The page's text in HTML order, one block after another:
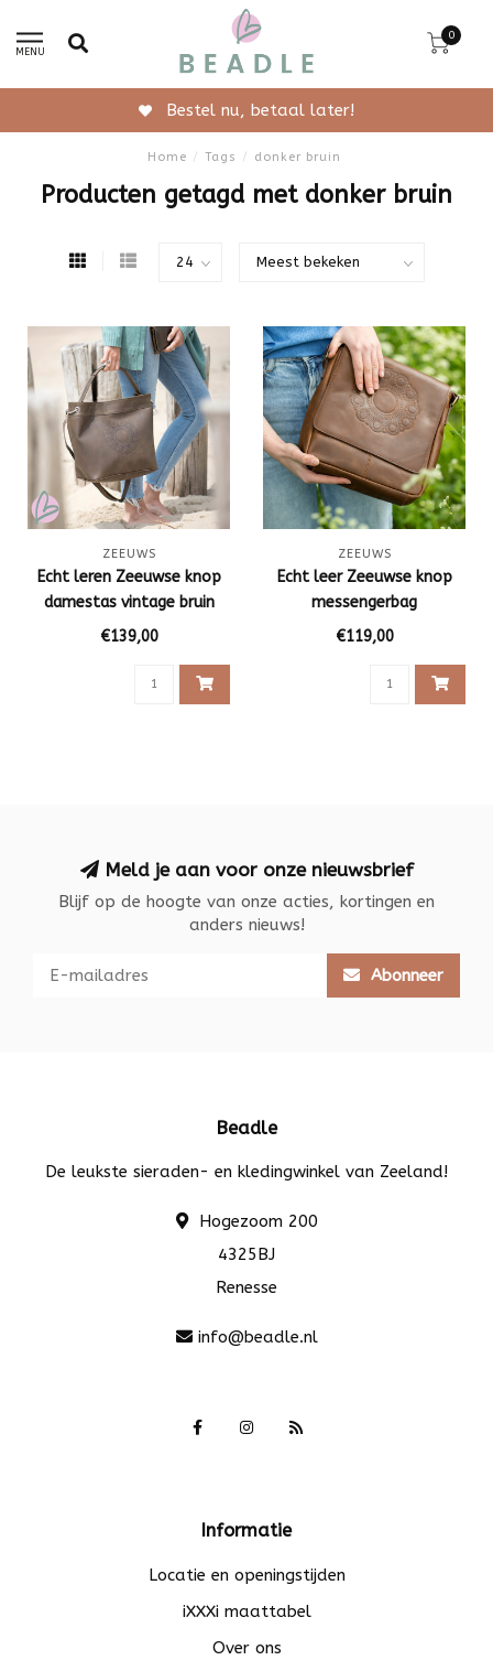
MENU
0
Bestel nu, betaal later!
Home / Tags / donker bruin
Producten getagd met donker bruin
ZEEUWS
Echt leren Zeeuwse knop
damestas vintage bruin
€139,00
ZEEUWS
Echt leer Zeeuwse knop
messengerbag
€119,00
Meld je aan voor onze nieuwsbrief
Blijf op de hoogte van onze acties, kortingen en
anders nieuws!
Abonneer
Beadle
De leukste sieraden- en kledingwinkel van Zeeland!
Hogezoom 200
4325BJ
Renesse
info@beadle.nl
Informatie
Locatie en openingstijden
iXXXi maattabel
Over ons